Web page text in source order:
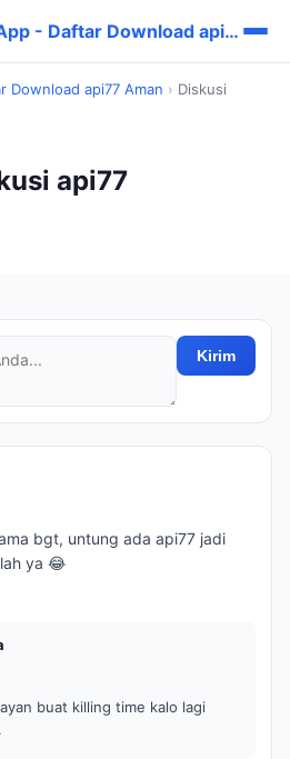
🔥 api77 Official App - Daftar Download api77 Aman
Download api77 Aman › Diskusi
api77
Kirim
bgt, untung ada api77 jadi
ya 😂
buat killing time kalo lagi